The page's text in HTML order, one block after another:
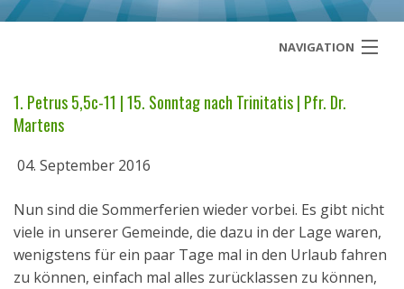
NAVIGATION
Über uns
Geistliches Wort
Termine
Aktuelles
1. Petrus 5,5c-11 | 15. Sonntag nach Trinitatis | Pfr. Dr.
Martens
04. September 2016
Nun sind die Sommerferien wieder vorbei. Es gibt nicht
viele in unserer Gemeinde, die dazu in der Lage waren,
wenigstens für ein paar Tage mal in den Urlaub fahren
zu können, einfach mal alles zurücklassen zu können,